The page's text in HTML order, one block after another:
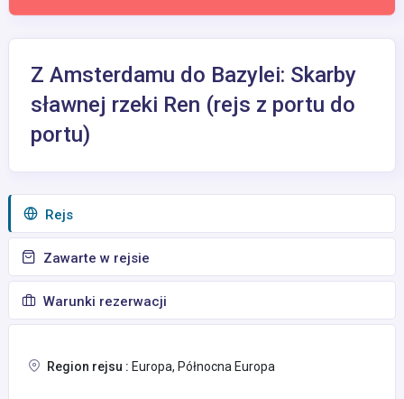
Z Amsterdamu do Bazylei: Skarby
sławnej rzeki Ren (rejs z portu do
portu)
Rejs
Zawarte w rejsie
Warunki rezerwacji
Region rejsu : Europa, Północna Europa